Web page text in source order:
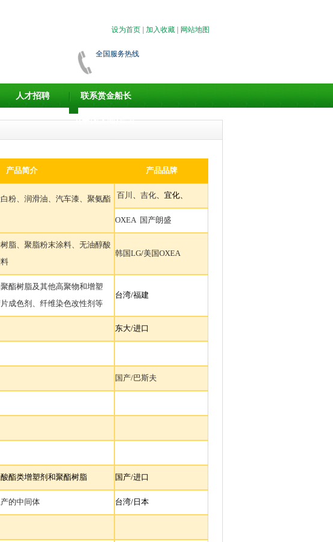
设为首页| 加入收藏| 网站地图
全国服务热线
人才招聘 联系赏金船长
·(中国大陆)官方
产品简介 产品品牌
粉、润滑油、汽车漆、聚氨酯
百川 、吉化、宜化、
OXEA 国产朗盛
脂、聚脂粉末涂料、无油醇酸
韩国LG/美国OXEA
酯树脂及其他高聚物和增塑
成色剂、纤维染色改性剂等
台湾/福建
东大/进口
国产/巴斯夫
酯类增塑剂和聚酯树脂 国产/进口
的中间体 台湾/ 日本